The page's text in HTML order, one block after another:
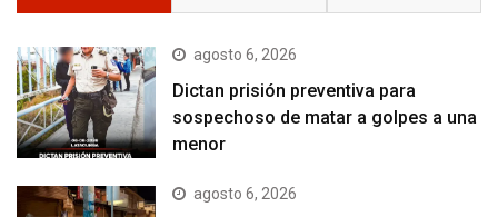
agosto 6, 2026
Dictan prisión preventiva para
sospechoso de matar a golpes a una
menor
agosto 6, 2026